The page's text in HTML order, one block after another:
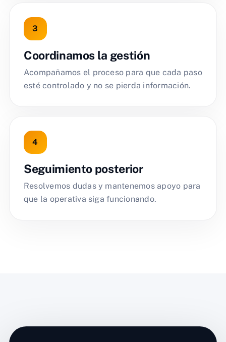
Coordinamos la gestión
Acompañamos el proceso para que cada paso
esté controlado y no se pierda información.
Seguimiento posterior
Resolvemos dudas y mantenemos apoyo para
que la operativa siga funcionando.